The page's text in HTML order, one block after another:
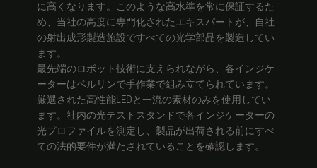
に高くなります。このような高水準を常に保証するた
め、当社の高度に専門化されたエキスパートが、自社
の射出成形製造施設ですべての光学部品を製造してい
ます。
最先端のロボット技術に支えられながら、各インジケ
ーターはベルリンで手作業で組み立てられています。
厳選された高性能LEDと一流の素材のみを使用してい
ます。社内の光テストスタンドで各インジケーターの
光プロファイルを測定し、製品が出荷される前にすべ
ての法的要件が満たされていることを確認します。